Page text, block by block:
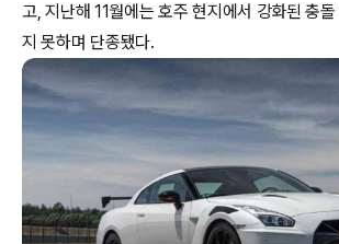
고, 지난해 11월에는 호주 현지에서 강화된 충
지 못하며 단종됐다.